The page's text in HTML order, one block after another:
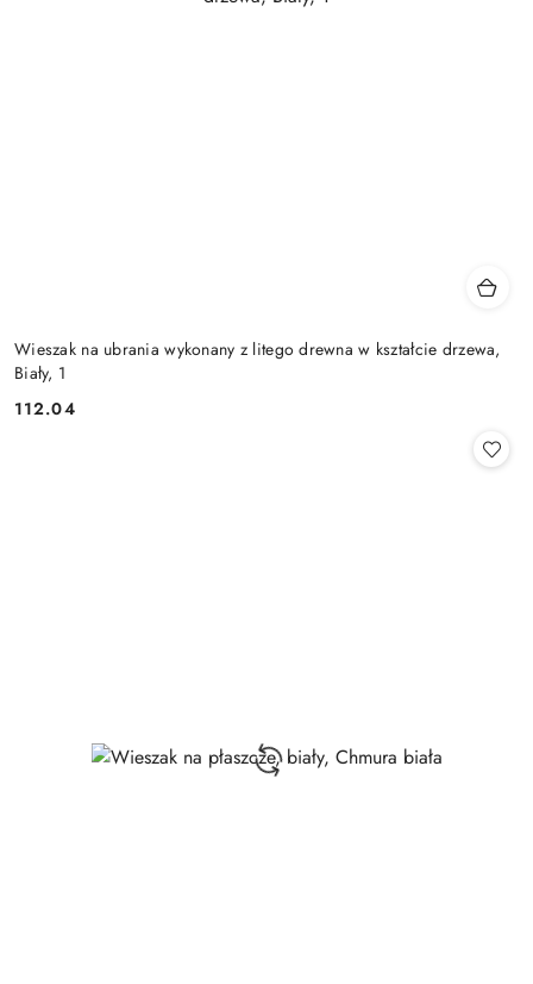
Wieszak na ubrania wykonany z litego drewna w kształcie drzewa,
Biały, 1
Cena:
112.04